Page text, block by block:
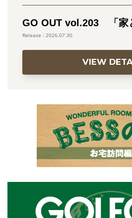
GO OUT vol.203 「家
2026.07.30
VIEW